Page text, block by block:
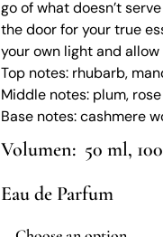
go of what doesn’t
the door for your true
your own light and
Top notes: rhubarb,
Middle notes: plum, rose
Base notes: cashmere
50 ml,
Eau de Parfum